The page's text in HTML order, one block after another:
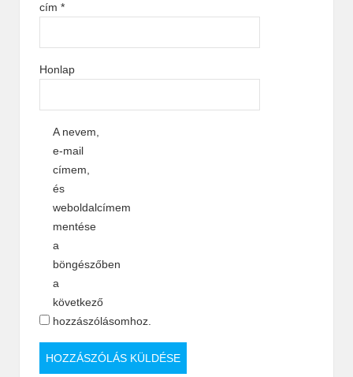
cím *
Honlap
A nevem,
e-mail
címem,
és
weboldalcímem
mentése
a
böngészőben
a
következő
hozzászólásomhoz.